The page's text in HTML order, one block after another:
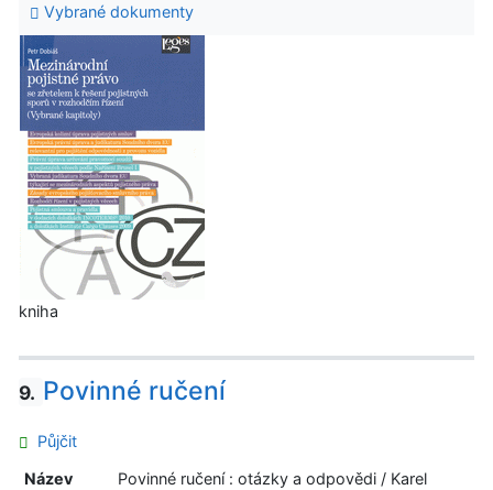
Vybrané dokumenty
kniha
9. Povinné ručení
Půjčit
Název
Povinné ručení : otázky a odpovědi / Karel